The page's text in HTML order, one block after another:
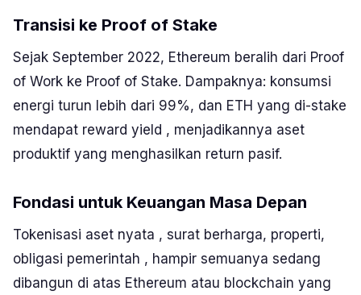
Transisi ke Proof of Stake
Sejak September 2022, Ethereum beralih dari Proof
of Work ke Proof of Stake. Dampaknya: konsumsi
energi turun lebih dari 99%, dan ETH yang di-stake
mendapat reward yield , menjadikannya aset
produktif yang menghasilkan return pasif.
Fondasi untuk Keuangan Masa Depan
Tokenisasi aset nyata , surat berharga, properti,
obligasi pemerintah , hampir semuanya sedang
dibangun di atas Ethereum atau blockchain yang